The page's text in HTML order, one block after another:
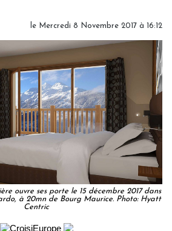
le Mercredi 8 Novembre 2017 à 16:12
ouvre ses porte le 15 décembre 2017 dans
à 20mn de Bourg Maurice. Photo: Hyatt
Centric